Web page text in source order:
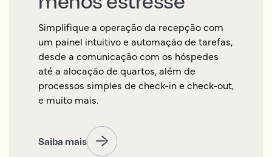
Simplifique a operação da recepção com
um painel intuitivo e automação de tarefas,
desde a comunicação com os hóspedes
até a alocação de quartos, além de
processos simples de check-in e check-out,
e muito mais.
Saiba mais